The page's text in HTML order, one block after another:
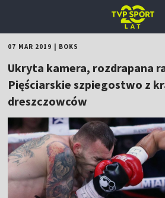
07 MAR 2019 BOKS
Ukryta kamera, rozdrapana
Pięściarskie szpiegostwo z
dreszczowców